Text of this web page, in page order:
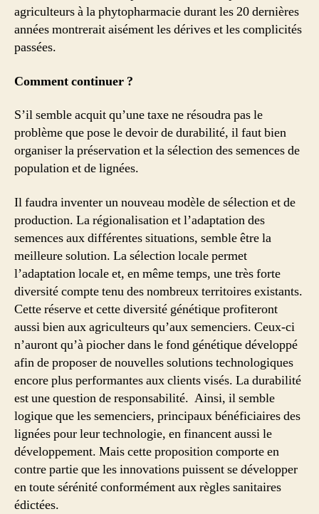
agriculteurs à la phytopharmacie durant les 20 dernières
années montrerait aisément les dérives et les complicités
passées.
Comment continuer ?
S’il semble acquit qu’une taxe ne résoudra pas le
problème que pose le devoir de durabilité, il faut bien
organiser la préservation et la sélection des semences de
population et de lignées.
Il faudra inventer un nouveau modèle de sélection et de
production. La régionalisation et l’adaptation des
semences aux différentes situations, semble être la
meilleure solution. La sélection locale permet
l’adaptation locale et, en même temps, une très forte
diversité compte tenu des nombreux territoires existants.
Cette réserve et cette diversité génétique profiteront
aussi bien aux agriculteurs qu’aux semenciers. Ceux-ci
n’auront qu’à piocher dans le fond génétique développé
afin de proposer de nouvelles solutions technologiques
encore plus performantes aux clients visés. La durabilité
est une question de responsabilité. Ainsi, il semble
logique que les semenciers, principaux bénéficiaires des
lignées pour leur technologie, en financent aussi le
développement. Mais cette proposition comporte en
contre partie que les innovations puissent se développer
en toute sérénité conformément aux règles sanitaires
édictées.